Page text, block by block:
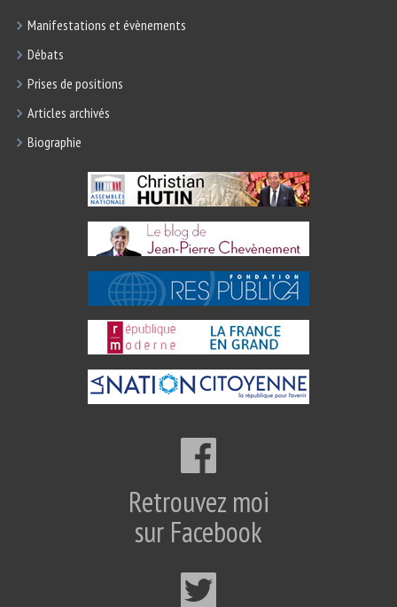
Manifestations et évènements
Débats
Prises de positions
Articles archivés
Biographie
Retrouvez moi
sur Facebook